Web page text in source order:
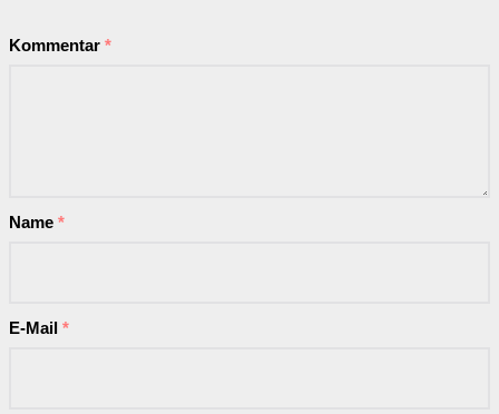
Kommentar *
Name *
E-Mail *